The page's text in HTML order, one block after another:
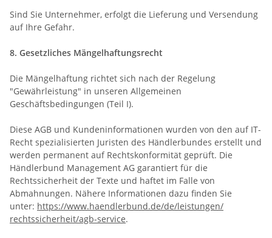
Sind Sie Unternehmer, erfolgt die Lieferung und Versendung
auf Ihre Gefahr.
8. Gesetzliches Mängelhaftungsrecht
Die Mängelhaftung richtet sich nach der Regelung
"Gewährleistung" in unseren Allgemeinen
Geschäftsbedingungen (Teil I).
Diese AGB und Kundeninformationen wurden von den auf IT-
Recht spezialisierten Juristen des Händlerbundes erstellt und
werden permanent auf Rechtskonformität geprüft. Die
Händlerbund Management AG garantiert für die
Rechtssicherheit der Texte und haftet im Falle von
Abmahnungen. Nähere Informationen dazu finden Sie
unter: https://www.haendlerbund.de/de/leistungen/
rechtssicherheit/agb-service.